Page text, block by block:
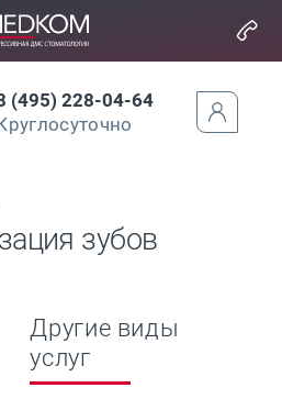
(495) 228-04-64
зубов
Другие виды
услуг